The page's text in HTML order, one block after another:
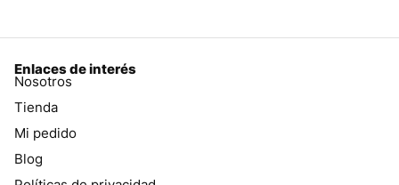
Enlaces de interés
Nosotros
Tienda
Mi pedido
Blog